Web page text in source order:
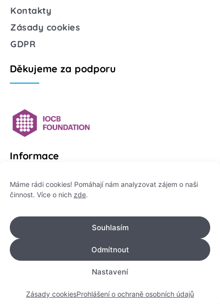
Máme rádi cookies! Pomáhají nám analyzovat zájem o naši
činnost. Více o nich zde.
Souhlasím
Odmítnout
Nastavení
Zásady cookiesProhlášení o ochraně osobních údajů
Kontakty
Zásady cookies
GDPR
Děkujeme za podporu
Informace
Platformu Zeptej se vědce provozuje:
IČO: 178 47 389
Flemingovo náměstí 542/2,
Dejvice, 160 00 Praha 6
info@zeptejsevedce.cz